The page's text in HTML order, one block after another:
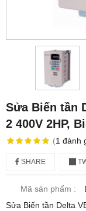
Sửa Biến tần
2 400V 2HP,
(1 đánh
SHARE
Mã sản phẩm :
Sửa Biến tần Delta